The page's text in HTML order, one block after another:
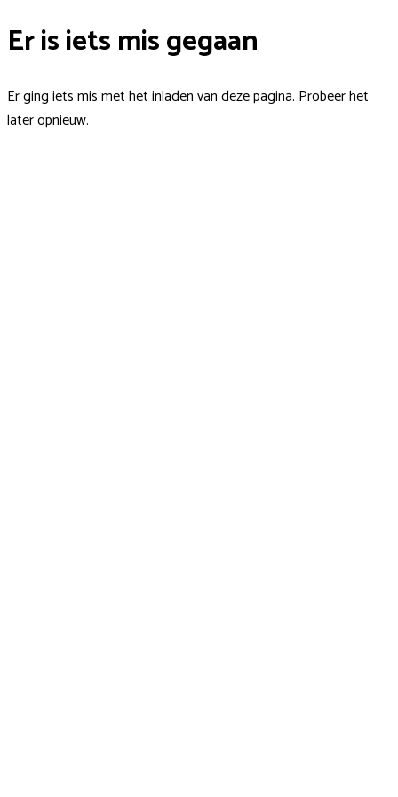
Er is iets mis gegaan
Er ging iets mis met het inladen van deze pagina. Probeer het
later opnieuw.